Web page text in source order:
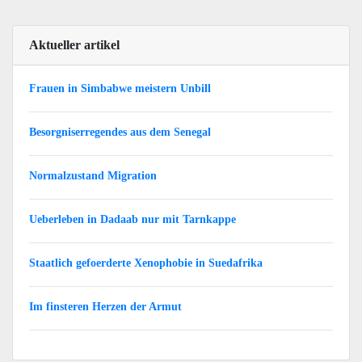
Aktueller artikel
Frauen in Simbabwe meistern Unbill
Besorgniserregendes aus dem Senegal
Normalzustand Migration
Ueberleben in Dadaab nur mit Tarnkappe
Staatlich gefoerderte Xenophobie in Suedafrika
Im finsteren Herzen der Armut